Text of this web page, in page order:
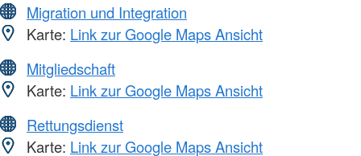
Migration und Integration
Karte: Link zur Google Maps Ansicht
Mitgliedschaft
Karte: Link zur Google Maps Ansicht
Rettungsdienst
Karte: Link zur Google Maps Ansicht